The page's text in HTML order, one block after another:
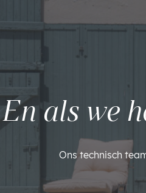
En als we
Ons technisch